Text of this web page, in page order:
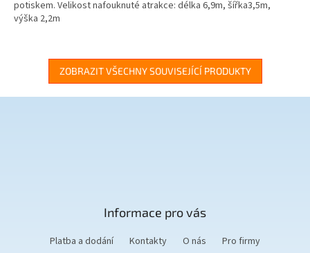
hvězdiček.
potiskem. Velikost nafouknuté atrakce: délka 6,9m, šířka3,5m,
výška 2,2m
ZOBRAZIT VŠECHNY SOUVISEJÍCÍ PRODUKTY
Informace pro vás
Platba a dodání Kontakty O nás
Pro firmy